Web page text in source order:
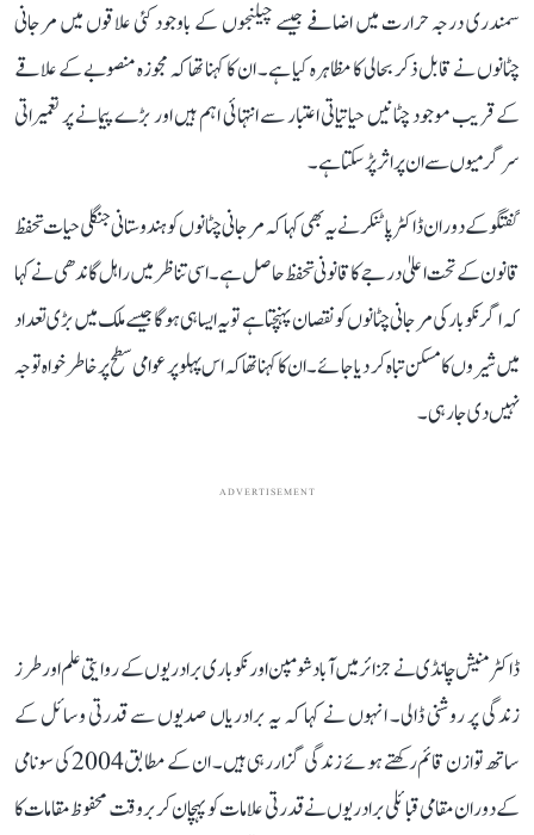
سمندری درجہ حرارت میں اضافے جیسے چیلنجوں کے باوجود کئی علاقوں میں مرجانی
چٹانوں نے قابل ذکر بحالی کا مظاہرہ کیا ہے۔ ان کا کہنا تھا کہ مجوزہ منصوبے کے علاقے
کے قریب موجود چٹانیں حیاتیاتی اعتبار سے انتہائی اہم ہیں اور بڑے پیمانے پر تعمیراتی
سرگرمیوں سے ان پر اثر پڑ سکتا ہے۔
گفتگو کے دوران ڈاکٹر پاٹنکر نے یہ بھی کہا کہ مرجانی چٹانوں کو ہندوستانی جنگلی حیات تحفظ
قانون کے تحت اعلیٰ درجے کا قانونی تحفظ حاصل ہے۔ اسی تناظر میں راہل گاندھی نے کہا
کہ اگر نکوبار کی مرجانی چٹانوں کو نقصان پہنچتا ہے تو یہ ایسا ہی ہوگا جیسے ملک میں بڑی تعداد
میں شیروں کا مسکن تباہ کر دیا جائے۔ ان کا کہنا تھا کہ اس پہلو پر عوامی سطح پر خاطر خواہ توجہ
نہیں دی جا رہی۔
ADVERTISEMENT
ڈاکٹر منیش چانڈی نے جزائر میں آباد شومپن اور نکوباری برادریوں کے روایتی علم اور طرز
زندگی پر روشنی ڈالی۔ انہوں نے کہا کہ یہ برادریاں صدیوں سے قدرتی وسائل کے
ساتھ توازن قائم رکھتے ہوئے زندگی گزار رہی ہیں۔ ان کے مطابق 2004 کی سونامی
کے دوران مقامی قبائلی برادریوں نے قدرتی علامات کو پہچان کر بروقت محفوظ مقامات کا